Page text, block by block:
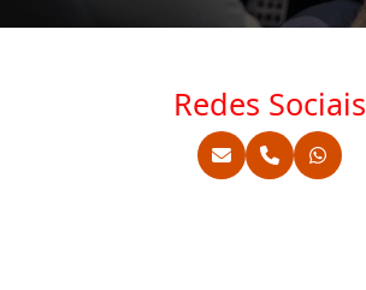
Redes Sociais